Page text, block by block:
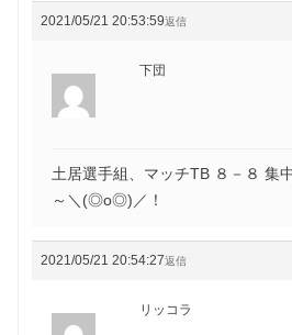
2021/05/21 20:53:59返信
下団
土居選手組、マッチTB ８－８
～＼(◎o◎)／！
2021/05/21 20:54:27返信
リッコラ